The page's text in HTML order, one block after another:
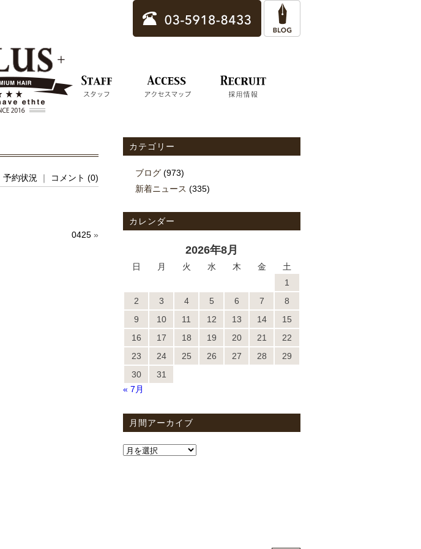
予約状況 ｜ コメント (0)
0425 »
カテゴリー
ブログ (973)
新着ニュース (335)
カレンダー
2026年8月
日 月 火 水 木 金
土
1
2
3 4 5 6 7
8
9
10 11 12 13 14
15
16
17 18 19 20 21
22
23
24 25 26 27 28
29
30
31
« 7月
月間アーカイブ